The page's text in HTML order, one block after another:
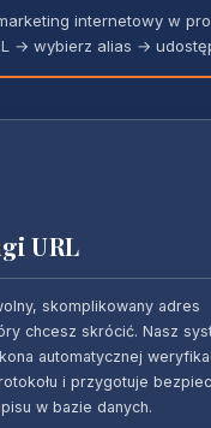
internetowy w
→ wybierz alias →
URL
skomplikowany adres
chcesz skrócić. Nasz
automatycznej
i przygotuje
w bazie danych.